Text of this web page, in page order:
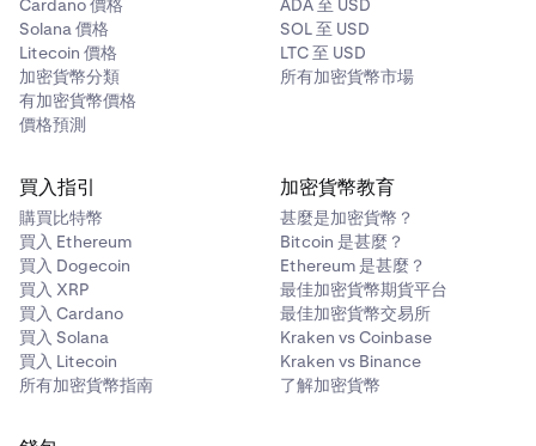
Cardano 價格
Solana 價格
Litecoin 價格
加密貨幣分類
有加密貨幣價格
價格預測
ADA 至 USD
SOL 至 USD
LTC 至 USD
所有加密貨幣市場
買入指引
購買比特幣
買入 Ethereum
買入 Dogecoin
買入 XRP
買入 Cardano
買入 Solana
買入 Litecoin
所有加密貨幣指南
加密貨幣教育
甚麼是加密貨幣？
Bitcoin 是甚麼？
Ethereum 是甚麼？
最佳加密貨幣期貨平台
最佳加密貨幣交易所
Kraken vs Coinbase
Kraken vs Binance
了解加密貨幣